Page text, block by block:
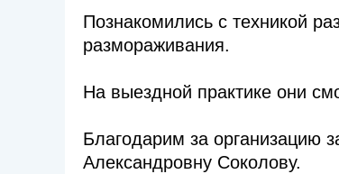
Познакомились с техникой
размораживания.
На выездной практике они
Благодарим за организацию
Александровну Соколову.